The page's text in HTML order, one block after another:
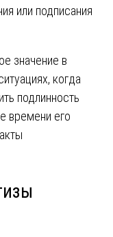
или подписания
значение в
когда
подлинность
времени его